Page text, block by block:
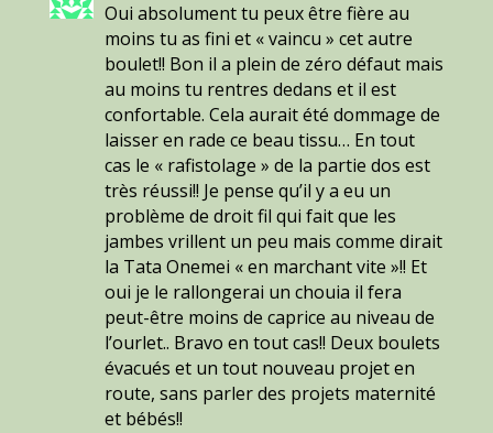
Oui absolument tu peux être fière au
moins tu as fini et « vaincu » cet autre
boulet!! Bon il a plein de zéro défaut mais
au moins tu rentres dedans et il est
confortable. Cela aurait été dommage de
laisser en rade ce beau tissu… En tout
cas le « rafistolage » de la partie dos est
très réussi!! Je pense qu’il y a eu un
problème de droit fil qui fait que les
jambes vrillent un peu mais comme dirait
la Tata Onemei « en marchant vite »!! Et
oui je le rallongerai un chouia il fera
peut-être moins de caprice au niveau de
l’ourlet.. Bravo en tout cas!! Deux boulets
évacués et un tout nouveau projet en
route, sans parler des projets maternité
et bébés!!